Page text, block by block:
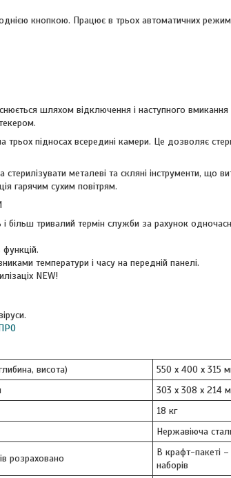
кнопкою. Працює в трьох автоматичних
шляхом відключення і наступного
трьох підносах всередині камери. Це дозволяє
металеві та скляні інструменти, що
гарячим сухим повітрям.
більш тривалий термін служби за рахунок
температури і часу на передній панелі.
NEW!
висота)
550 х 400 х 315
303 х 308 х 214
18 кг
Нержавіюча
розраховано
В крафт-пакеті
наборів